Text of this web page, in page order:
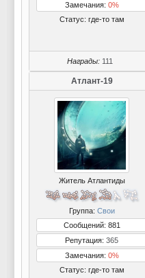
Замечания: 0%
Статус: где-то там
Награды: 111
Атлант-19
Житель Атлантиды
Группа: Свои
Сообщений: 881
Репутация: 365
Замечания: 0%
Статус: где-то там